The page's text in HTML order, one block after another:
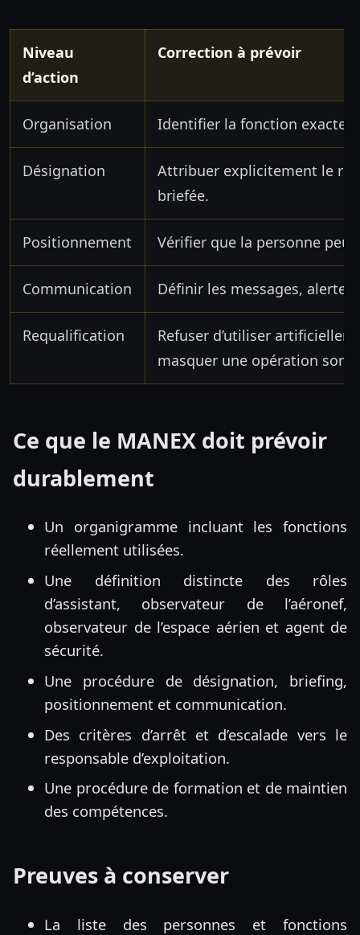
Niveau
d’action
Correction à prévoir
Organisation Identifier la fonction exacte
Désignation
Attribuer explicitement le
briefée.
Positionnement Vérifier que la personne
Communication Définir les messages, alertes
Requalification
Refuser d’utiliser
masquer une opération
Ce que le MANEX doit prévoir
durablement
Un organigramme incluant les fonctions
réellement utilisées.
Une définition distincte des rôles
d’assistant, observateur de l’aéronef,
observateur de l’espace aérien et agent de
sécurité.
Une procédure de désignation, briefing,
positionnement et communication.
Des critères d’arrêt et d’escalade vers le
responsable d’exploitation.
Une procédure de formation et de maintien
des compétences.
Preuves à conserver
La liste des personnes et fonctions